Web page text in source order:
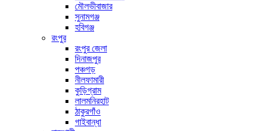
মৌলভীবাজার
সুনামগঞ্জ
হবিগঞ্জ
রংপুর
রংপুর জেলা
দিনাজপুর
পঞ্চগড়
নীলফামারী
কুড়িগ্রাম
লালমনিরহাট
ঠাকুরগাঁও
গাইবান্ধা